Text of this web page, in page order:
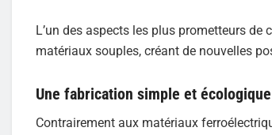
L’un des aspects les plus prometteurs
matériaux souples, créant de nouvelles
Une fabrication simple et écologique
Contrairement aux matériaux